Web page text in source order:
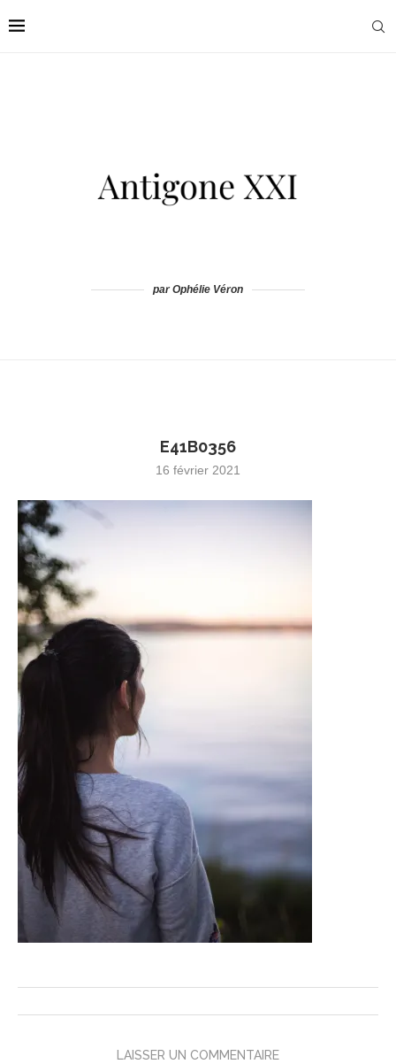
par Ophélie Véron
E41B0356
16 février 2021
LAISSER UN COMMENTAIRE